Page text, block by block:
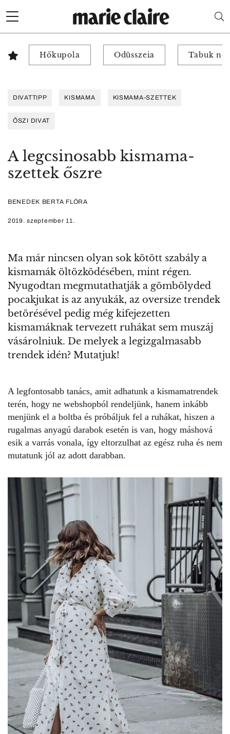
Hőkupola Odüsszeia Tabuk
DIVATTIPP KISMAMA KISMAMA-SZETTEK
ŐSZI DIVAT
A legcsinosabb kismama-
szettek őszre
BENEDEK BERTA FLÓRA
2019. szeptember 11.
Ma már nincsen olyan sok kötött szabály a
kismamák öltözködésében, mint régen.
Nyugodtan megmutathatják a gömbölyded
pocakjukat is az anyukák, az oversize trendek
betörésével pedig még kifejezetten
kismamáknak tervezett ruhákat sem muszáj
vásárolniuk. De melyek a legizgalmasabb
trendek idén? Mutatjuk!
A legfontosabb tanács, amit adhatunk a kismamatrendek
terén, hogy ne webshopból rendeljünk, hanem inkább
menjünk el a boltba és próbáljuk fel a ruhákat, hiszen a
rugalmas anyagú darabok esetén is van, hogy máshová
esik a varrás vonala, így eltorzulhat az egész ruha és nem
mutatunk jól az adott darabban.